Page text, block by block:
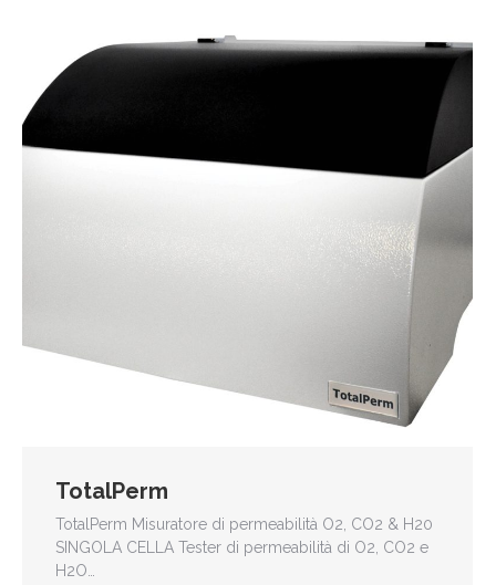
TotalPerm
TotalPerm Misuratore di permeabilità O2, CO2 & H20
SINGOLA CELLA Tester di permeabilità di O2, CO2 e
H2O…